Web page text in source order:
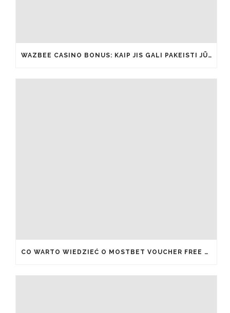
WAZBEE CASINO BONUS: KAIP JIS GALI PAKEISTI JŪSŲ ŽAIDIMŲ PATIRTĮ IŠ ESMĖS
CO WARTO WIEDZIEĆ O MOSTBET VOUCHER FREE SPINS I JAK JE ODEBRAĆ